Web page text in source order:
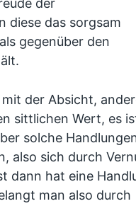
diese das sorgsam
gegenüber den
der Absicht,
sittlichen Wert, es
solche
also sich durch
dann hat eine
man also durch